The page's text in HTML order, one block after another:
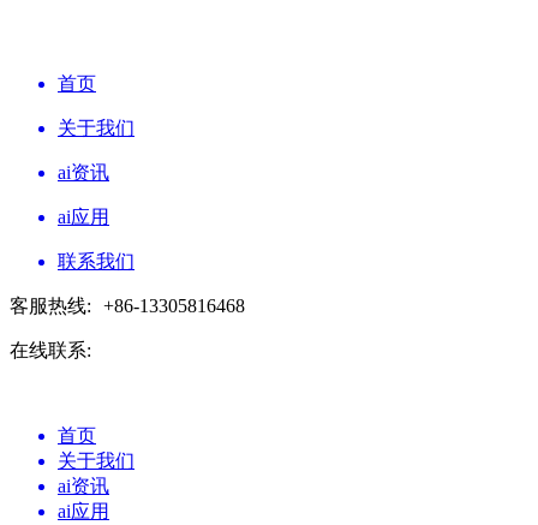
首页
关于我们
ai资讯
ai应用
联系我们
客服热线: +86-13305816468
在线联系:
首页
关于我们
ai资讯
ai应用